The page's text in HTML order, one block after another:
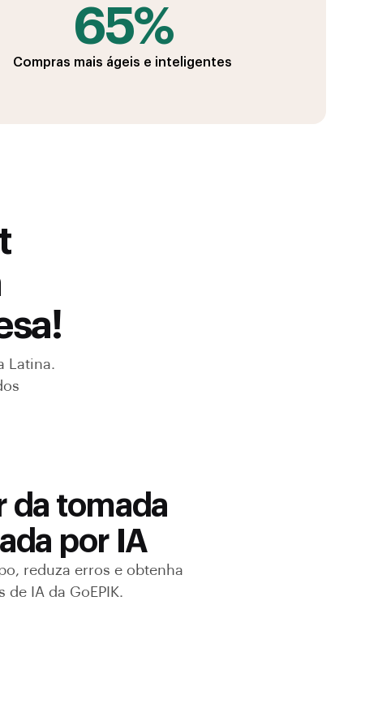
65%
Compras mais ágeis e inteligentes
Latina.
da tomada
por IA
reduza erros e obtenha
IA da GoEPIK.